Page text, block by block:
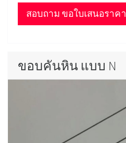
สอบถาม ขอใบเสนอราคา
ขอบคันหิน แบบ N